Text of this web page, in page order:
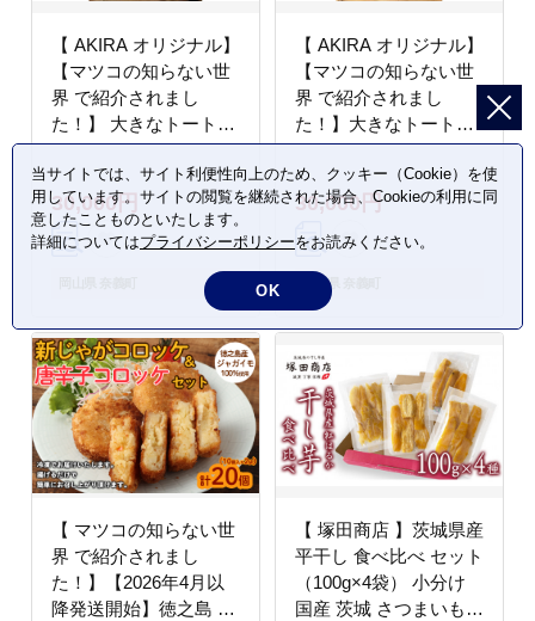
【 AKIRA オリジナル】
【マツコの知らない世
界 で紹介されまし
た！】 大きなトートバ
ッグ メンズショルダー
タイプ 黒帆布×ベージ
ュ A4対応 大きい 大容
量 軽量 軽い 横型 日本
製 キャンバス 肩掛け
通勤 通学 上質 カジュ
アル オシャレ シンプル
レディース 男女兼用 カ
バン 鞄 バック
30,000円
【 AKIRA オリジナル】
【マツコの知らない世
界 で紹介されまし
た！】大きなトートバ
ッグ メンズショルダー
タイプ カーキ帆布×茶
色 A4対応 大きい 大容
製 キャンバス 肩掛け
通勤 通学 上質 カジュ
アル オシャレ シンプル
レディース 男女兼用 カ
バン 鞄 バック
30,000円
岡山県 奈義町
【 マツコの知らない世
界 で紹介されまし
た！】【2026年4月以
降発送開始】徳之島 新
【 塚田商店 】茨城県産
平干し 食べ比べ セット
（100g×4袋） 小分け
国産 茨城 さつまいも
当サイトでは、サイト利便性向上のため、クッキー（Cookie）を使
用しています。サイトの閲覧を継続された場合、Cookieの利用に同
意したことものといたします。
詳細についてはプライバシーポリシーをお読みください。
OK